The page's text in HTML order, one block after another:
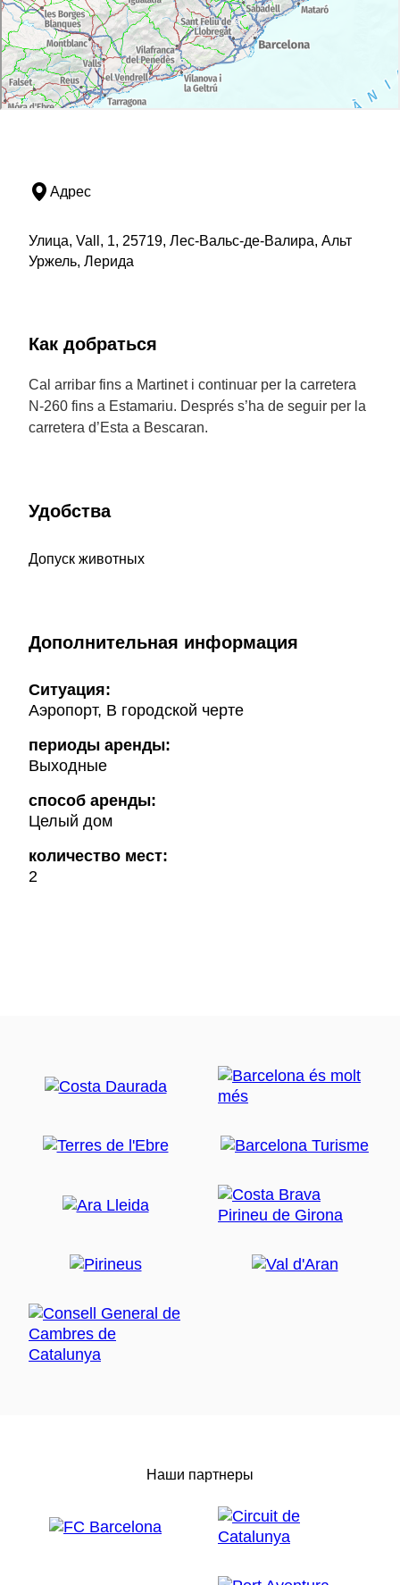
Адрес
Улица, Vall, 1, 25719, Лес-Вальс-де-Валира, Альт
Уржель, Лерида
Как добраться
Cal arribar fins a Martinet i continuar per la carretera
N-260 fins a Estamariu. Després s’ha de seguir per la
carretera d’Esta a Bescaran.
Удобства
Допуск животных
Дополнительная информация
Ситуация:
Аэропорт, В городской черте
периоды аренды:
Выходные
способ аренды:
Целый дом
количество мест:
2
Наши партнеры